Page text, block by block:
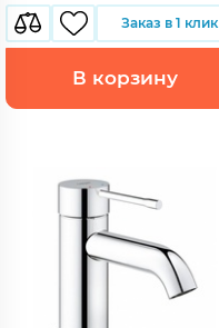
Заказ в 1 клик
В корзину